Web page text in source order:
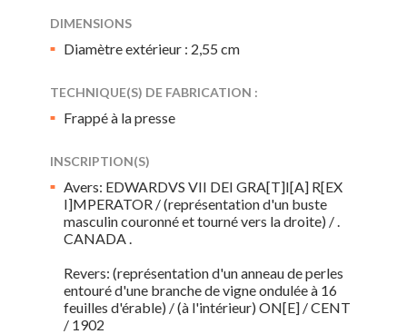
DIMENSIONS
Diamètre extérieur : 2,55 cm
TECHNIQUE(S) DE FABRICATION :
Frappé à la presse
INSCRIPTION(S)
Avers: EDWARDVS VII DEI GRA[T]I[A] R[EX
I]MPERATOR / (représentation d'un buste
masculin couronné et tourné vers la droite) / .
CANADA .
Revers: (représentation d'un anneau de perles
entouré d'une branche de vigne ondulée à 16
feuilles d'érable) / (à l'intérieur) ON[E] / CENT
/ 1902